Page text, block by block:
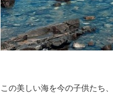
この美しい海を今の子供たち